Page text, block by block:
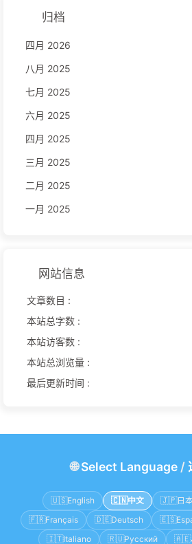
归档
四月 2026
八月 2025
七月 2025
六月 2025
四月 2025
三月 2025
二月 2025
一月 2025
网站信息
文章数目 :
本站总字数 :
本站访客数 :
本站总浏览量 :
最后更新时间 :
🌐Select Language/
🇺🇸English 🇨🇳 中文 🇯🇵日
🇫🇷Français 🇩🇪Deutsch 🇪🇸
🇮🇹Italiano 🇷🇺Русский 🇦🇪